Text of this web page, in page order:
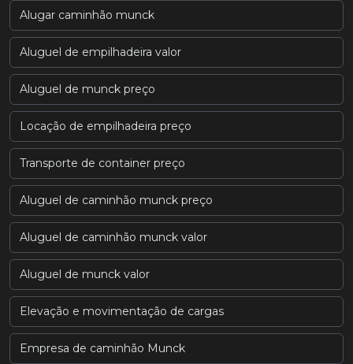
Alugar caminhão munck
Aluguel de empilhadeira valor
Aluguel de munck preço
Locação de empilhadeira preço
Transporte de container preço
Aluguel de caminhão munck preço
Aluguel de caminhão munck valor
Aluguel de munck valor
Elevação e movimentação de cargas
Empresa de caminhão Munck